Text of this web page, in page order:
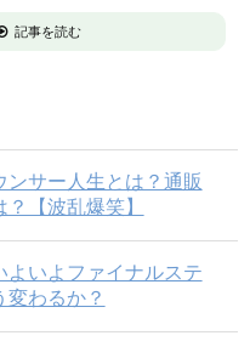
記事を読む
ンサー人生とは？通販
【波乱爆笑】
よいよファイナルステ
変わるか？